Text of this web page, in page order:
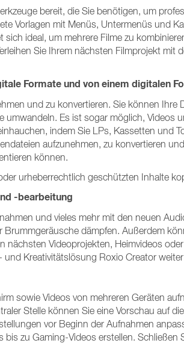
bereit, die Sie benötigen, um
Vorlagen mit Menüs, Untermenüs und
ideal, um mehrere Filme zu
Sie Ihrem nächsten Filmprojekt
Formate und von einem digitalen
und zu konvertieren. Sie können
umwandeln. Es ist sogar möglich,
indem Sie LPs, Kassetten und
aufzunehmen, zu konvertieren
können.
urheberrechtlich geschützten Inhalte
-bearbeitung
und vieles mehr mit den neuen
dämpfen. Außerdem
nächsten Videoprojekten, Heimvideos
Kreativitätslösung Roxio Creator
sowie Videos von mehreren Geräten
Stelle können Sie eine Vorschau auf
vor Beginn der Aufnahmen
zu Gaming-Videos erstellen.